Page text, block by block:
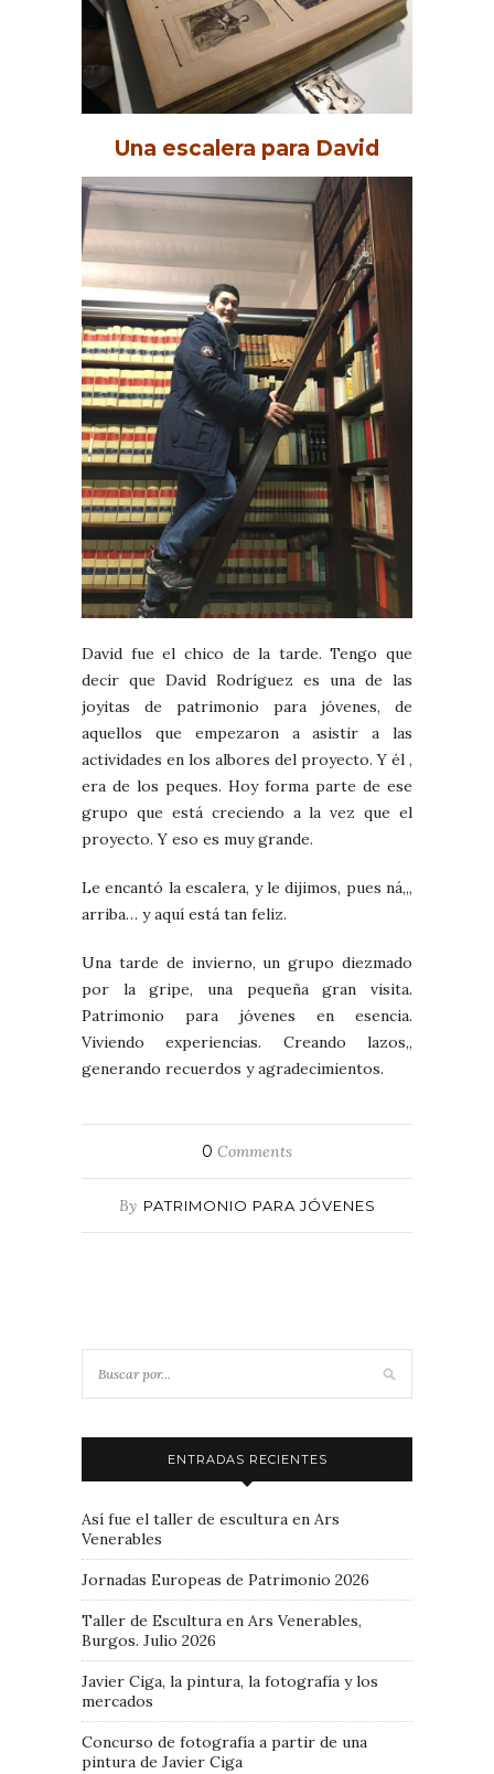
Una escalera para David
David fue el chico de la tarde. Tengo que
decir que David Rodríguez es una de las
joyitas de patrimonio para jóvenes, de
aquellos que empezaron a asistir a las
actividades en los albores del proyecto. Y él ,
era de los peques. Hoy forma parte de ese
grupo que está creciendo a la vez que el
proyecto. Y eso es muy grande.
Le encantó la escalera, y le dijimos, pues ná,,,
arriba… y aquí está tan feliz.
Una tarde de invierno, un grupo diezmado
por la gripe, una pequeña gran visita.
Patrimonio para jóvenes en esencia.
Viviendo experiencias. Creando lazos,,
generando recuerdos y agradecimientos.
0 Comments
By PATRIMONIO PARA JÓVENES
ENTRADAS RECIENTES
Así fue el taller de escultura en Ars
Venerables
Jornadas Europeas de Patrimonio 2026
Taller de Escultura en Ars Venerables,
Burgos. Julio 2026
Javier Ciga, la pintura, la fotografía y los
mercados
Concurso de fotografía a partir de una
pintura de Javier Ciga